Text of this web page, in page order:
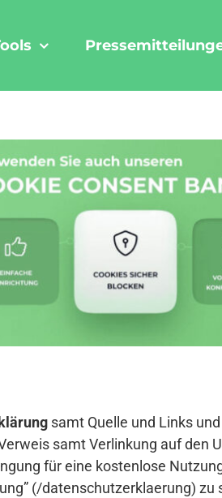
samt Quelle und Links
samt Verlinkung auf den
für eine kostenlose
(/datenschutzerklaerung)